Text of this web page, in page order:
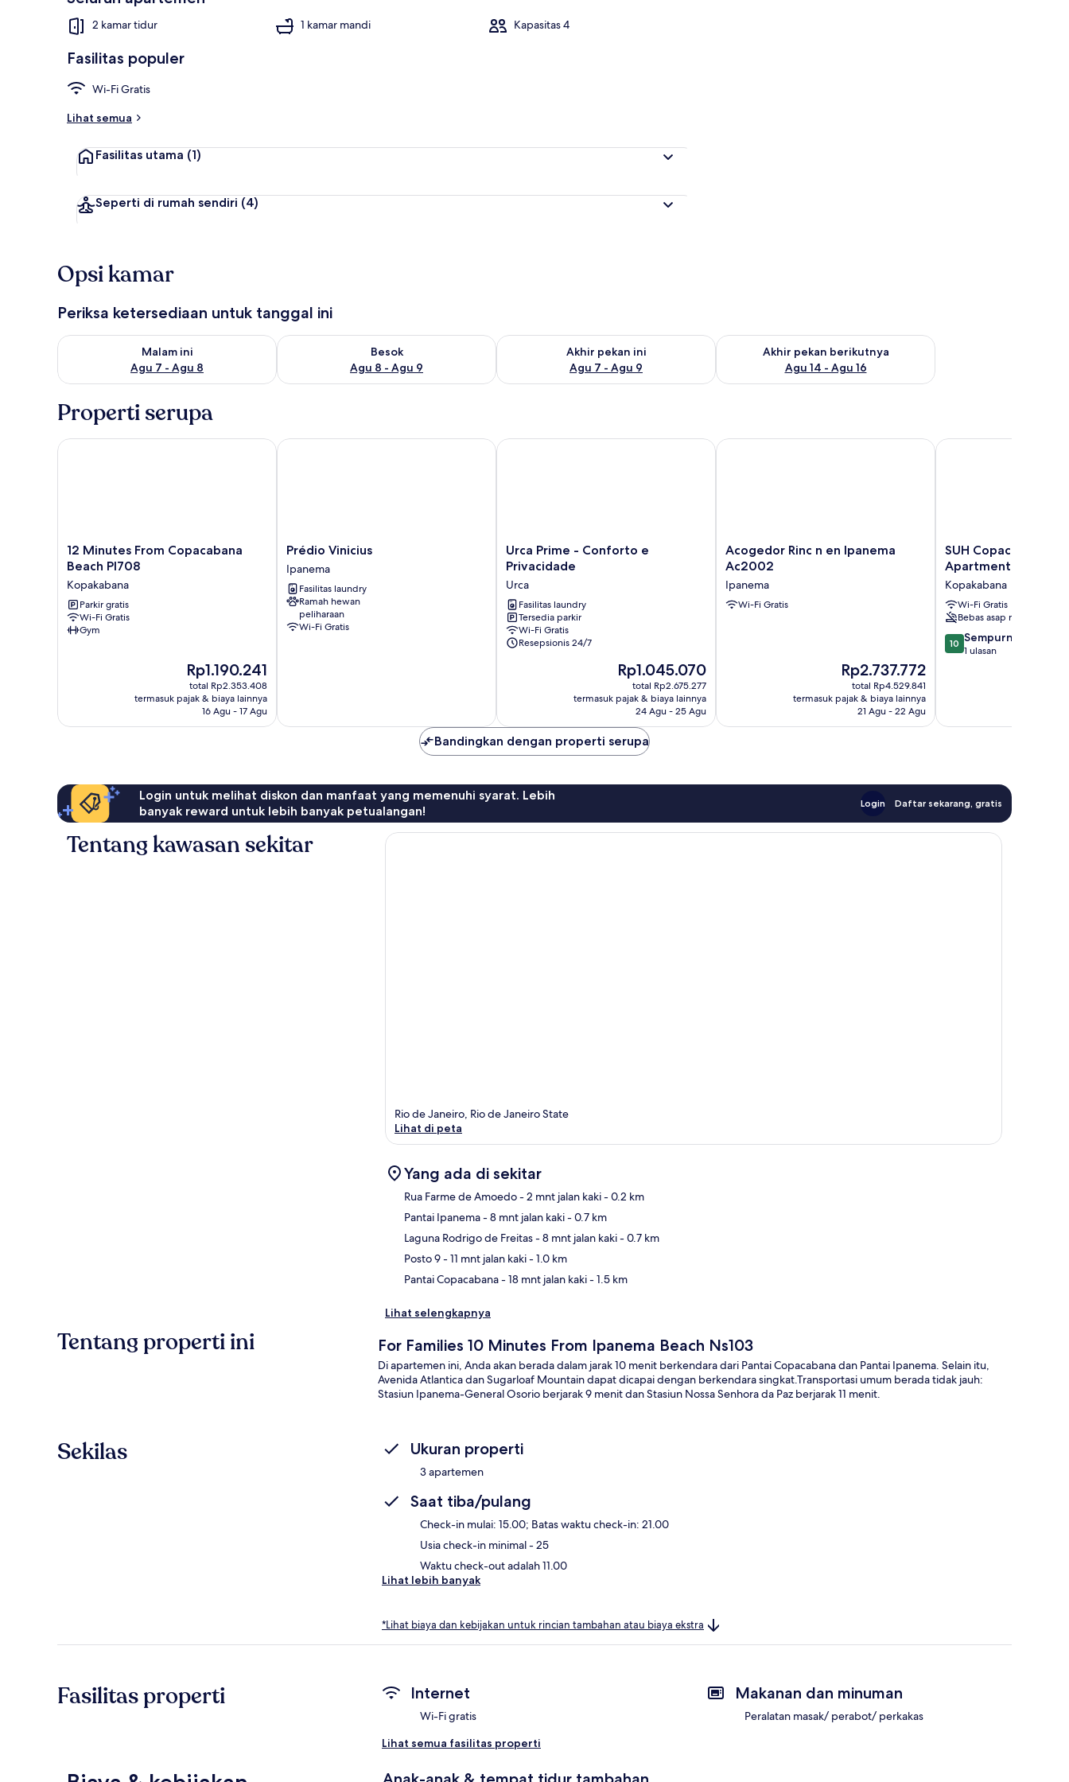
2 kamar tidur 1 kamar mandi Kapasitas 4
Fasilitas populer
Wi-Fi Gratis
Lihat semua
Fasilitas utama (1)
Seperti di rumah sendiri (4)
Opsi kamar
Periksa ketersediaan untuk tanggal ini
Malam ini
Agu 7 - Agu 8
Periksa ketersediaan untuk malam ini Agu 7 - Agu 8
Besok
Agu 8 - Agu 9
Periksa ketersediaan untuk besok Agu 8 - Agu 9
Akhir pekan ini
Agu 7 - Agu 9
Periksa ketersediaan untuk akhir pekan ini Agu 7 - Agu 9
Akhir pekan berikutnya
Agu 14 - Agu 16
Periksa ketersediaan untuk akhir pekan berikutnya Agu 14 -
Properti serupa
12
Minutes
Copacabana
Beach
Pl708
Kopakabana
12 Minutes From Copacabana
Beach Pl708
Kopakabana
Parkir gratis
Wi-Fi Gratis
Gym
Harga
sekarang
Rp1.190.241
Rp1.190.241
total Rp2.353.408
termasuk pajak & biaya lainnya
16 Agu - 17 Agu
12 Minutes From Copacabana Beach Pl708
Prédio
Vinicius
Ipanema
Prédio Vinicius
Ipanema
Fasilitas laundry
Ramah hewan
peliharaan
Wi-Fi Gratis
Prédio Vinicius
Urca
Prime
Conforto
e
Privacidade
Urca
Urca Prime - Conforto e
Privacidade
Urca
Fasilitas laundry
Tersedia parkir
Wi-Fi Gratis
Resepsionis 24/7
Harga
sekarang
Rp1.045.070
Rp1.045.070
total Rp2.675.277
termasuk pajak & biaya lainnya
24 Agu - 25 Agu
Urca Prime - Conforto e Privacidade
Acogedor
Rinc
en
Ipanema
Acogedor Rinc n en Ipanema
Ac2002
Ipanema
Wi-Fi Gratis
Harga
sekarang
Rp2.737.772
Rp2.737.772
total Rp4.529.841
termasuk pajak & biaya lainnya
21 Agu - 22 Agu
Acogedor Rinc n en Ipanema Ac2002
SUH
Copacabana
111
Plus
Apartment
Kopakabana
SUH Copacabana 111
Apartment
Kopakabana
Wi-Fi Gratis
Bebas asap rokok
10.0
dari
10 Sempurna
1 ulasan
SUH Copacabana 111
Bandingkan dengan properti serupa
Login untuk melihat diskon dan manfaat yang memenuhi syarat. Lebih
banyak reward untuk lebih banyak petualangan!
Login Daftar sekarang, gratis
Tentang kawasan sekitar
Rio de Janeiro, Rio de Janeiro State
Lihat di peta
Yang ada di sekitar
Rua Farme de Amoedo- 2 mnt jalan kaki- 0.2 km
Pantai Ipanema- 8 mnt jalan kaki- 0.7 km
Laguna Rodrigo de Freitas- 8 mnt jalan kaki- 0.7 km
Posto 9- 11 mnt jalan kaki- 1.0 km
Pantai Copacabana- 18 mnt jalan kaki- 1.5 km
Lihat selengkapnya
Tentang properti ini For Families 10 Minutes From Ipanema Beach Ns103
Di apartemen ini, Anda akan berada dalam jarak 10 menit berkendara dari Pantai Copacabana dan Pantai Ipanema. Selain itu,
Avenida Atlantica dan Sugarloaf Mountain dapat dicapai dengan berkendara singkat.Transportasi umum berada tidak jauh:
Stasiun Ipanema-General Osorio berjarak 9 menit dan Stasiun Nossa Senhora da Paz berjarak 11 menit.
Sekilas Ukuran properti
3 apartemen
Saat tiba/pulang
Check-in mulai: 15.00; Batas waktu check-in: 21.00
Usia check-in minimal - 25
Waktu check-out adalah 11.00
Lihat lebih banyak
*Lihat biaya dan kebijakan untuk rincian tambahan atau biaya ekstra
Fasilitas properti Internet
Wi-Fi gratis
Makanan dan minuman
Peralatan masak/ perabot/ perkakas
Lihat semua fasilitas properti